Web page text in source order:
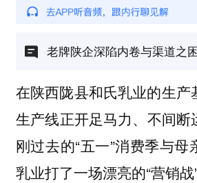
老牌陕企深陷内卷与渠道之困
在陕西陇县和氏乳业的生产
生产线正开足马力、不间
刚过去的“五一”消费季与母
乳业打了一场漂亮的“营销战”